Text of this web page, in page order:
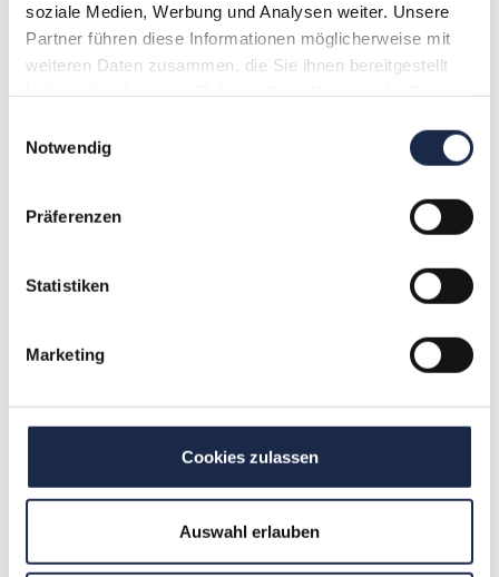
soziale Medien, Werbung und Analysen weiter. Unsere
Partner führen diese Informationen möglicherweise mit
weiteren Daten zusammen, die Sie ihnen bereitgestellt
Notwendig
Präferenzen
Statistiken
Marketing
Cookies zulassen
Auswahl erlauben
MI.
18
Abolebenszyklus: Digitales Abo-Wachstum
Die Durchführung erfolgt DIGITAL!
März 19 @ 9:30.16:00
KI strategisch einsetzen
Die Durchführung erfolgt DIGITAL!
25